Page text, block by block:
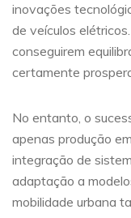
inovações
de veículos
conseguirem
certamente
No entanto, o
apenas produção
integração de
adaptação a
mobilidade urbana